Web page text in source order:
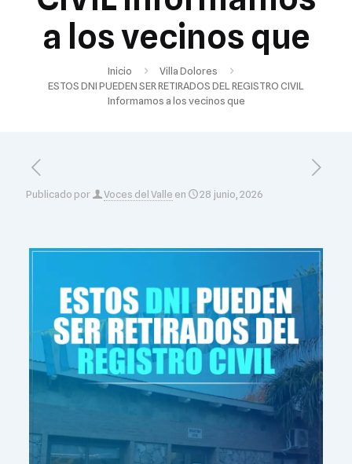
a los vecinos que
Inicio
Villa Dolores
ESTOS DNI PUEDEN SER RETIRADOS DEL REGISTRO CIVIL
Informamos a los vecinos que
Publicado por Voces del Valle en 28 junio, 2026